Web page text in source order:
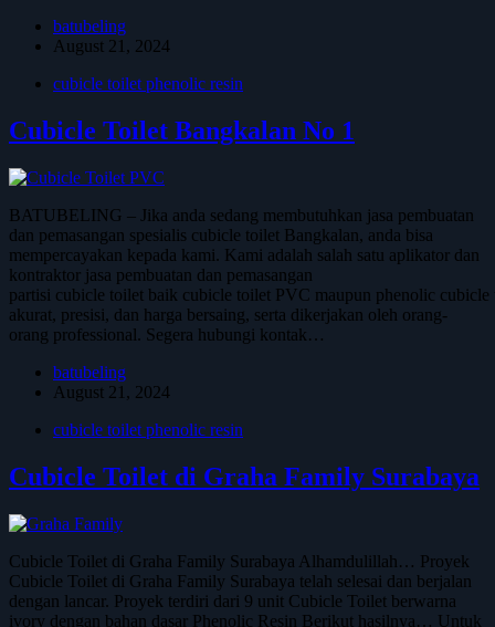
batubeling
August 21, 2024
cubicle toilet phenolic resin
Cubicle Toilet Bangkalan No 1
BATUBELING – Jika anda sedang membutuhkan jasa pembuatan
dan pemasangan spesialis cubicle toilet Bangkalan, anda bisa
mempercayakan kepada kami. Kami adalah salah satu aplikator dan
kontraktor jasa pembuatan dan pemasangan
partisi cubicle toilet baik cubicle toilet PVC maupun phenolic cubicle
akurat, presisi, dan harga bersaing, serta dikerjakan oleh orang-
orang professional. Segera hubungi kontak…
batubeling
August 21, 2024
cubicle toilet phenolic resin
Cubicle Toilet di Graha Family Surabaya
Cubicle Toilet di Graha Family Surabaya Alhamdulillah… Proyek
Cubicle Toilet di Graha Family Surabaya telah selesai dan berjalan
dengan lancar. Proyek terdiri dari 9 unit Cubicle Toilet berwarna
ivory dengan bahan dasar Phenolic Resin Berikut hasilnya… Untuk